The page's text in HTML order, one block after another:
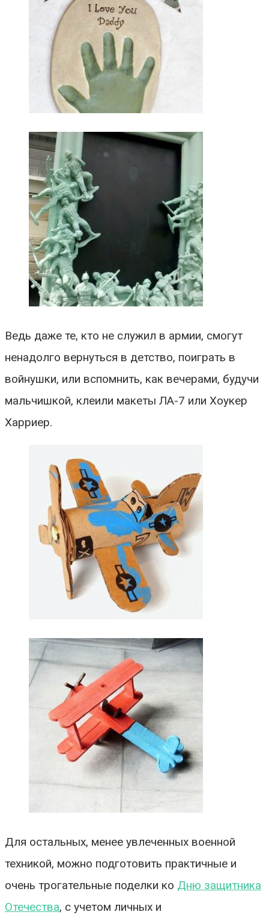
Ведь даже те, кто не служил в армии, смогут
ненадолго вернуться в детство, поиграть в
войнушки, или вспомнить, как вечерами, будучи
мальчишкой, клеили макеты ЛА-7 или Хоукер
Харриер.
Для остальных, менее увлеченных военной
техникой, можно подготовить практичные и
очень трогательные поделки ко Дню защитника
Отечества, с учетом личных и